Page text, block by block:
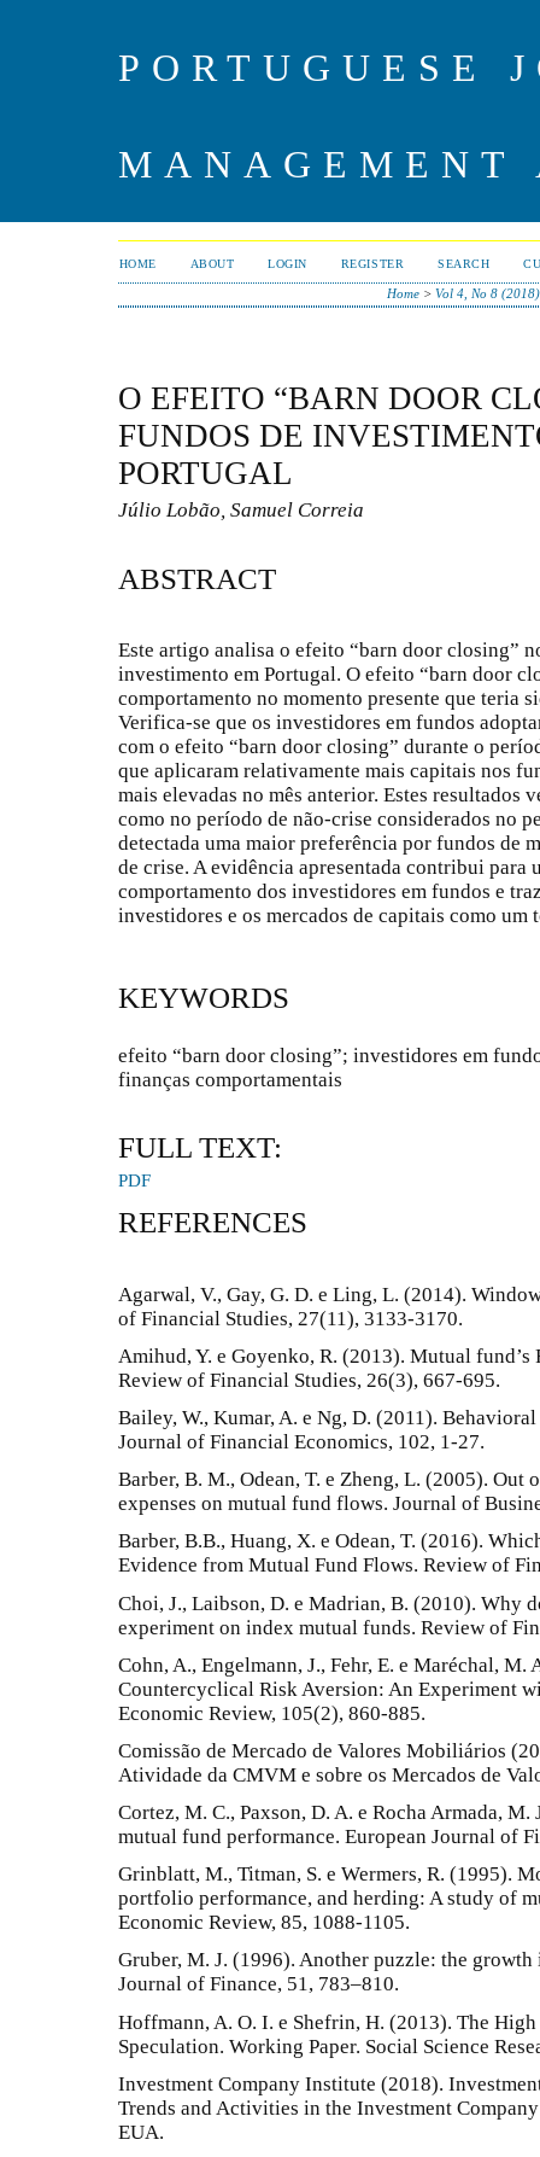
PORTUGUESE
MANAGEMENT
HOME ABOUT LOGIN REGISTER SEARCH
Home >Vol 4, No 8 (2018)
O EFEITO “BARN DOOR
FUNDOS DE
PORTUGAL
Júlio Lobão, Samuel Correia
ABSTRACT
Este artigo analisa o efeito “barn door closing”
investimento em Portugal. O efeito “barn door
comportamento no momento presente que teria
Verifica-se que os investidores em fundos
com o efeito “barn door closing” durante o
que aplicaram relativamente mais capitais nos
mais elevadas no mês anterior. Estes resultados
como no período de não-crise considerados no
detectada uma maior preferência por fundos de
de crise. A evidência apresentada contribui para
comportamento dos investidores em fundos e
investidores e os mercados de capitais como um
KEYWORDS
efeito “barn door closing”; investidores em
finanças comportamentais
FULL TEXT:
PDF
REFERENCES
Agarwal, V., Gay, G. D. e Ling, L. (2014).
of Financial Studies, 27(11), 3133-3170.
Amihud, Y. e Goyenko, R. (2013). Mutual
Review of Financial Studies, 26(3), 667-695.
Bailey, W., Kumar, A. e Ng, D. (2011).
Journal of Financial Economics, 102, 1-27.
Barber, B. M., Odean, T. e Zheng, L. (2005).
expenses on mutual fund flows. Journal of
Barber, B.B., Huang, X. e Odean, T. (2016).
Evidence from Mutual Fund Flows. Review of
Choi, J., Laibson, D. e Madrian, B. (2010). Why
experiment on index mutual funds. Review of
Cohn, A., Engelmann, J., Fehr, E. e Maréchal,
Countercyclical Risk Aversion: An Experiment
Economic Review, 105(2), 860-885.
Comissão de Mercado de Valores Mobiliários
Atividade da CMVM e sobre os Mercados de
Cortez, M. C., Paxson, D. A. e Rocha Armada,
mutual fund performance. European Journal of
Grinblatt, M., Titman, S. e Wermers, R. (1995).
portfolio performance, and herding: A study of
Economic Review, 85, 1088-1105.
Gruber, M. J. (1996). Another puzzle: the
Journal of Finance, 51, 783–810.
Hoffmann, A. O. I. e Shefrin, H. (2013). The
Speculation. Working Paper. Social Science
Investment Company Institute (2018).
Trends and Activities in the Investment
EUA.